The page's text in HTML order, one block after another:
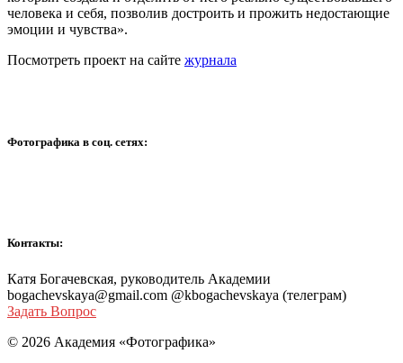
человека и себя, позволив достроить и прожить недостающие
эмоции и чувства».
Посмотреть проект на сайте журнала
Фотографика в соц. сетях:
Контакты:
Катя Богачевская, руководитель Академии
bogachevskaya@gmail.com @kbogachevskaya (телеграм)
Задать Вопрос
© 2026 Академия «Фотографика»